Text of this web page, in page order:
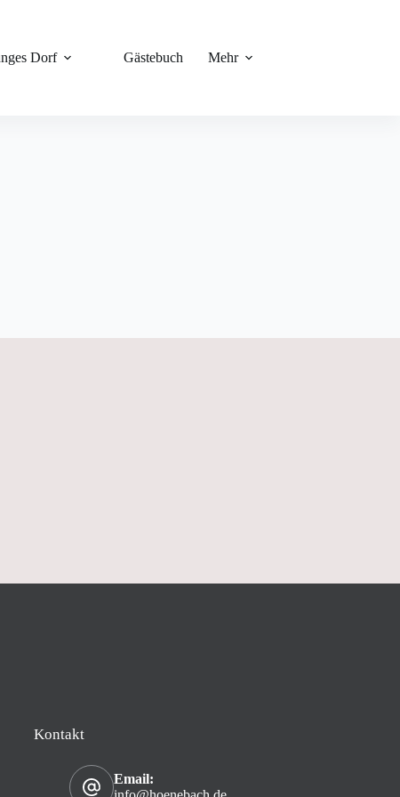
Dorf Gästebuch Mehr
Kontakt
Email: